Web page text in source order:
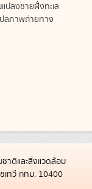
ปลงชายฝั่งทะเล
ลภาพถ่ายทาง
าติและสิ่งแวดล้อม
เทวี กทม. 10400